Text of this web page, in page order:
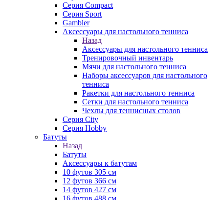
Серия Compact
Серия Sport
Gambler
Аксессуары для настольного тенниса
Назад
Аксессуары для настольного тенниса
Тренировочный инвентарь
Мячи для настольного тенниса
Наборы аксессуаров для настольного
тенниса
Ракетки для настольного тенниса
Сетки для настольного тенниса
Чехлы для теннисных столов
Серия City
Серия Hobby
Батуты
Назад
Батуты
Аксессуары к батутам
10 футов 305 см
12 футов 366 см
14 футов 427 см
16 футов 488 см